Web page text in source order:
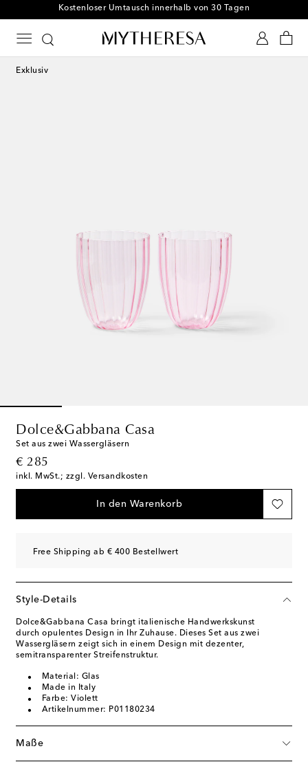
Kostenloser Umtausch innerhalb von 30 Tagen
Exklusiv
Dolce&Gabbana Casa
Set aus zwei Wassergläsern
€ 285
original price
inkl. MwSt.; zzgl. Versandkosten
In den Warenkorb
Free Shipping ab € 400 Bestellwert
Style-Details
Dolce&Gabbana Casa bringt italienische Handwerkskunst
durch opulentes Design in Ihr Zuhause. Dieses Set aus zwei
Wassergläsern zeigt sich in einem Design mit dezenter,
semitransparenter Streifenstruktur.
Material: Glas
Made in Italy
Farbe: Violett
Artikelnummer: P01180234
Maße